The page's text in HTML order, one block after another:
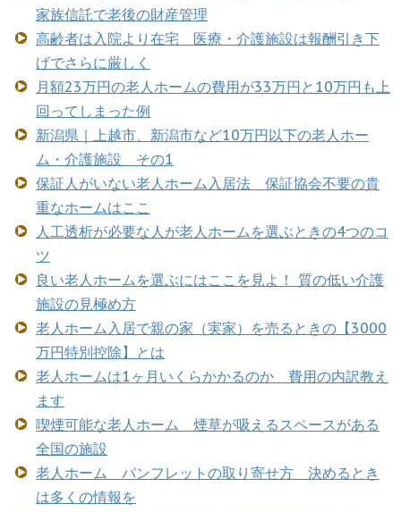
家族信託で老後の財産管理
高齢者は入院より在宅 医療・介護施設は報酬引き下
げでさらに厳しく
月額23万円の老人ホームの費用が33万円と10万円も上
回ってしまった例
新潟県｜上越市、新潟市など10万円以下の老人ホー
ム・介護施設 その1
保証人がいない老人ホーム入居法 保証協会不要の貴
重なホームはここ
人工透析が必要な人が老人ホームを選ぶときの4つのコ
ツ
良い老人ホームを選ぶにはここを見よ！ 質の低い介護
施設の見極め方
老人ホーム入居で親の家（実家）を売るときの【3000
万円特別控除】とは
老人ホームは1ヶ月いくらかかるのか 費用の内訳教え
ます
喫煙可能な老人ホーム 煙草が吸えるスペースがある
全国の施設
老人ホーム パンフレットの取り寄せ方 決めるとき
は多くの情報を